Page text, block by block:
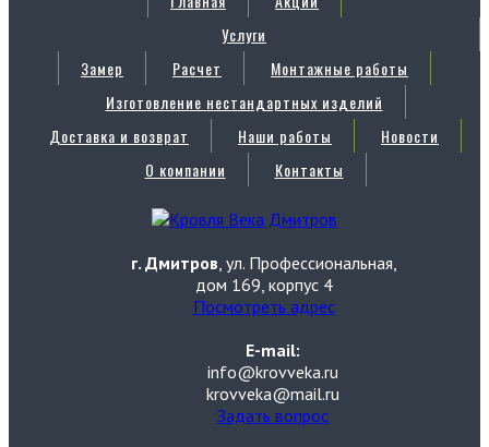
Услуги
Замер
Расчет
Монтажные работы
Изготовление нестандартных изделий
Доставка и возврат
Наши работы
Новости
О компании
Контакты
г. Дмитров, ул. Профессиональная,
дом 169, корпус 4
Посмотреть адрес
E-mail:
info@krovveka.ru
krovveka@mail.ru
Задать вопрос